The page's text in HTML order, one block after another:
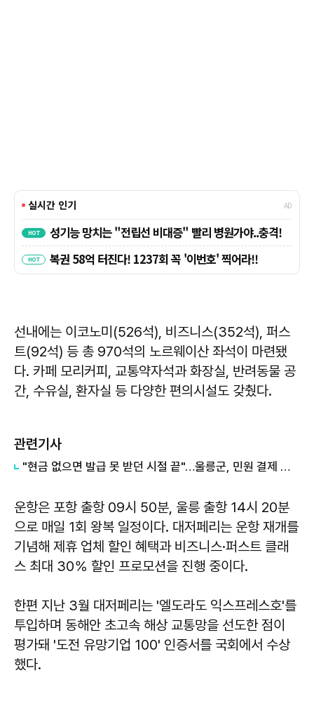
선내에는 이코노미(526석), 비즈니스(352석), 퍼스
트(92석) 등 총 970석의 노르웨이산 좌석이 마련됐
다. 카페 모리커피, 교통약자석과 화장실, 반려동물 공
간, 수유실, 환자실 등 다양한 편의시설도 갖췄다.
관련기사
"현금 없으면 발급 못 받던 시절 끝"…울릉군, 민원 결제 확 바뀐다
운항은 포항 출항 09시 50분, 울릉 출항 14시 20분
으로 매일 1회 왕복 일정이다. 대저페리는 운항 재개를
기념해 제휴 업체 할인 혜택과 비즈니스·퍼스트 클래
스 최대 30％ 할인 프로모션을 진행 중이다.
한편 지난 3월 대저페리는 '엘도라도 익스프레스호'를
투입하며 동해안 초고속 해상 교통망을 선도한 점이
평가돼 '도전 유망기업 100' 인증서를 국회에서 수상
했다.